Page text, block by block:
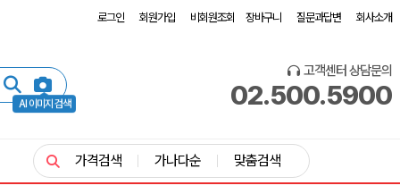
로그인 회원가입 비회원조회 장바구니 질문과답변 회사소개
AI 이미지 검색
고객센터 상담문의
02.500.5900
가격검색 가나다순 맞춤검색